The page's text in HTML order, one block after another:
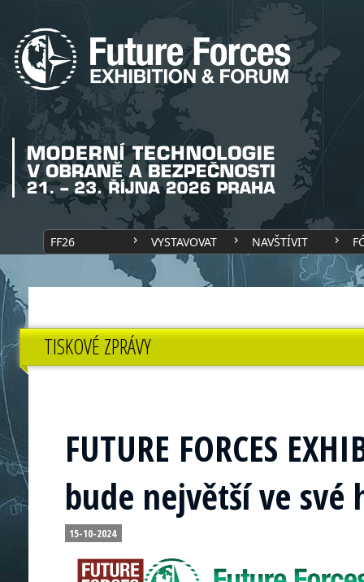
FF26 VYSTAVOVAT NAVŠTÍVIT
TISKOVÉ ZPRÁVY
FUTURE FORCES
bude největší ve své
15-10-2024